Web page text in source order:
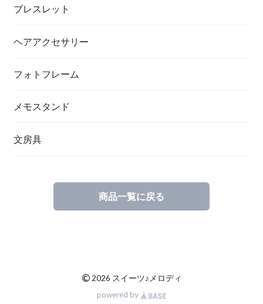
ブレスレット
ヘアアクセサリー
フォトフレーム
メモスタンド
文房具
商品一覧に戻る
© 2026 スイーツ♪メロディ
powered by